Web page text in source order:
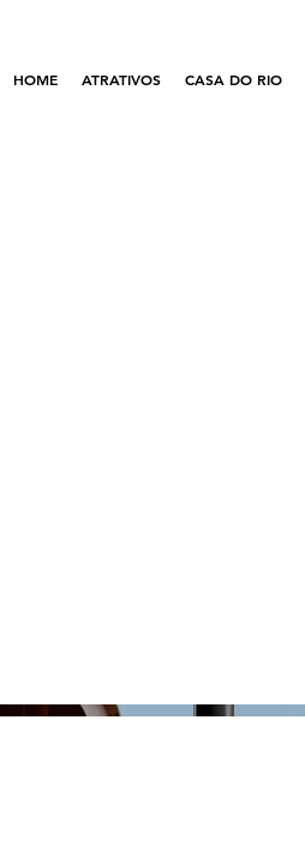
HOME ATRATIVOS CASA DO RIO